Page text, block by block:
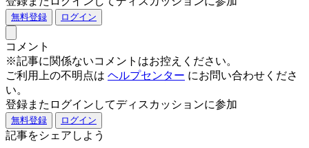
無料登録 ログイン
コメント
※記事に関係ないコメントはお控えください。
ご利用上の不明点は ヘルプセンター にお問い合わせくださ
い。
登録またログインしてディスカッションに参加
無料登録 ログイン
記事をシェアしよう